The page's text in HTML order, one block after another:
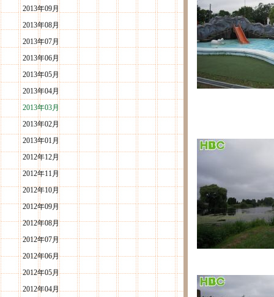
2013年09月
2013年08月
2013年07月
2013年06月
2013年05月
2013年04月
2013年03月
2013年02月
2013年01月
2012年12月
2012年11月
2012年10月
2012年09月
2012年08月
2012年07月
2012年06月
2012年05月
2012年04月